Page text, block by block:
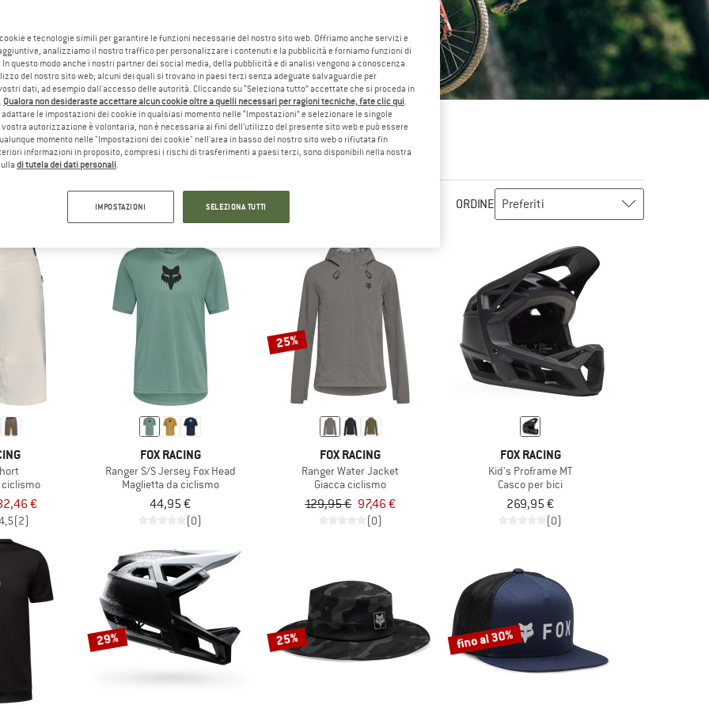
Racing
(99)
ORDINE
€
(2)
FOX RACING
Ranger S/S Jersey Fox Head
Maglietta da ciclismo
44,95 €
(0)
25%
FOX RACING
Ranger Water Jacket
Giacca ciclismo
129,95 € 97,46 €
(0)
FOX RACING
Kid's Proframe MT
Casco per bici
269,95 €
(0)
29% 25% fino al 30%
e tecnologie simili per garantire le funzioni necessarie del nostro sito web. Offriamo anche servizi e
analizziamo il nostro traffico per personalizzare i contenuti e la pubblicità e forniamo funzioni di
questo modo anche i nostri partner dei social media, della pubblicità e di analisi vengono a conoscenza
del nostro sito web; alcuni dei quali si trovano in paesi terzi senza adeguate salvaguardie per
dati, ad esempio dall'accesso delle autorità. Cliccando su “Seleziona tutto” accettate che si proceda in
Qualora non desideraste accettare alcun cookie oltre a quelli necessari per ragioni tecniche, fate clic qui.
adattare le impostazioni dei cookie in qualsiasi momento nelle “Impostazioni” e selezionare le singole
autorizzazione è volontaria, non è necessaria ai fini dell'utilizzo del presente sito web e può essere
momento nelle "Impostazioni dei cookie" nell'area in basso del nostro sito web o rifiutata fin
informazioni in proposito, compresi i rischi di trasferimenti a paesi terzi, sono disponibili nella nostra
di tutela dei dati personali.
IMPOSTAZIONI SELEZIONA TUTTI